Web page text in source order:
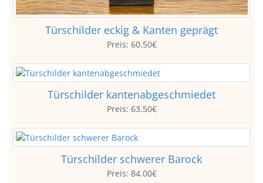
Türschilder eckig & Kanten geprägt
Preis: 60.50€
Türschilder kantenabgeschmiedet
Preis: 63.50€
Türschilder schwerer Barock
Preis: 84.00€